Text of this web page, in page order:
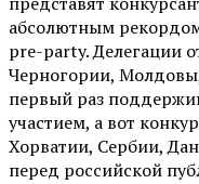
абсолютным
pre-party. Делегации
Черногории,
первый раз
участием, а вот
Хорватии, Сербии,
перед российской